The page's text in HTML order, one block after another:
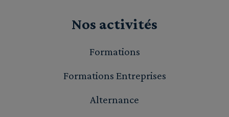
Nos activités
Formations
Formations Entreprises
Alternance